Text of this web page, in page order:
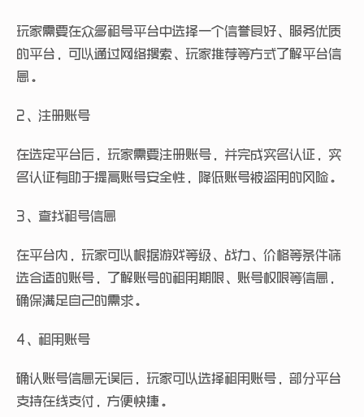
玩家需要在众多租号平台中选择一个信誉良好、服务优质
的平台，可以通过网络搜索、玩家推荐等方式了解平台信
息。
2、注册账号
在选定平台后，玩家需要注册账号，并完成实名认证，实
名认证有助于提高账号安全性，降低账号被盗用的风险。
3、查找租号信息
在平台内，玩家可以根据游戏等级、战力、价格等条件筛
选合适的账号，了解账号的租用期限、账号权限等信息，
确保满足自己的需求。
4、租用账号
确认账号信息无误后，玩家可以选择租用账号，部分平台
支持在线支付，方便快捷。